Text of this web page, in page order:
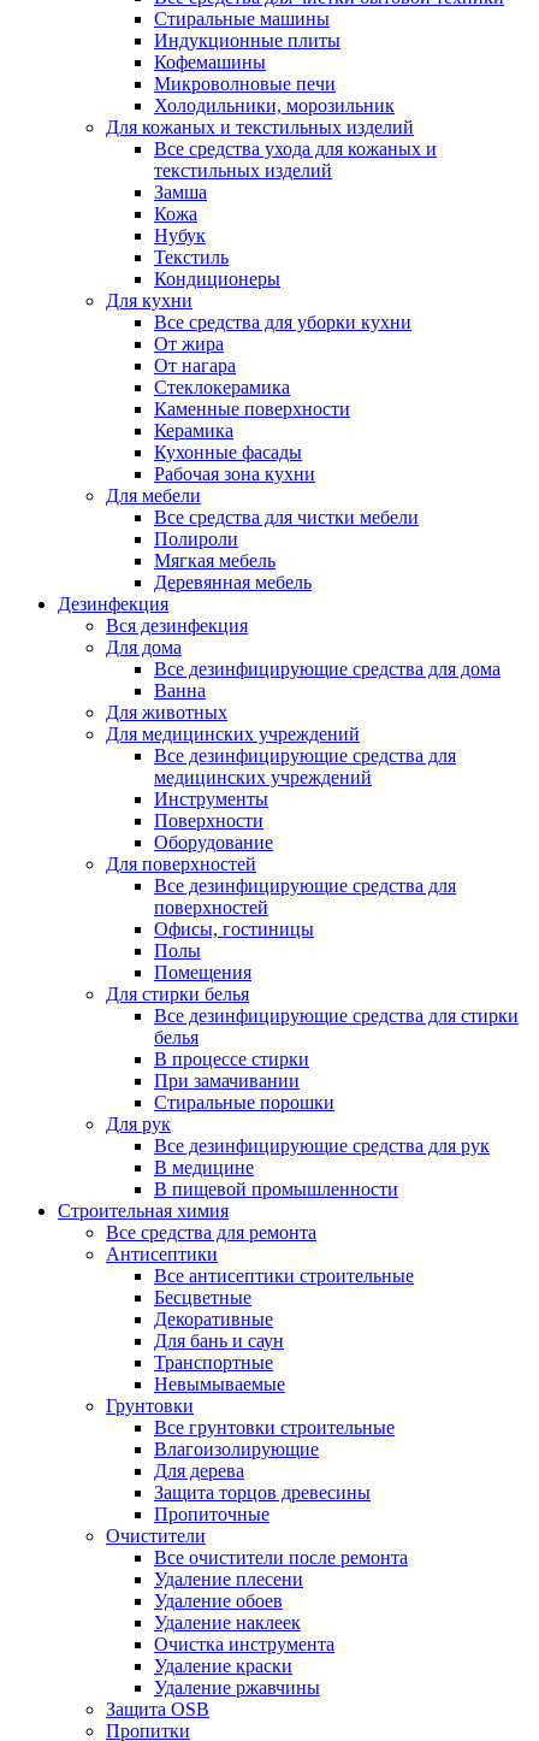
Стиральные машины
Индукционные плиты
Кофемашины
Микроволновые печи
Холодильники, морозильник
Для кожаных и текстильных изделий
Все средства ухода для кожаных и
текстильных изделий
Замша
Кожа
Нубук
Текстиль
Кондиционеры
Для кухни
Все средства для уборки кухни
От жира
От нагара
Стеклокерамика
Каменные поверхности
Керамика
Кухонные фасады
Рабочая зона кухни
Для мебели
Все средства для чистки мебели
Полироли
Мягкая мебель
Деревянная мебель
Дезинфекция
Вся дезинфекция
Для дома
Все дезинфицирующие средства для дома
Ванна
Для животных
Для медицинских учреждений
Все дезинфицирующие средства для
медицинских учреждений
Инструменты
Поверхности
Оборудование
Для поверхностей
Все дезинфицирующие средства для
поверхностей
Офисы, гостиницы
Полы
Помещения
Для стирки белья
Все дезинфицирующие средства для стирки
белья
В процессе стирки
При замачивании
Стиральные порошки
Для рук
Все дезинфицирующие средства для рук
В медицине
В пищевой промышленности
Строительная химия
Все средства для ремонта
Антисептики
Все антисептики строительные
Бесцветные
Декоративные
Для бань и саун
Транспортные
Невымываемые
Грунтовки
Все грунтовки строительные
Влагоизолирующие
Для дерева
Защита торцов древесины
Пропиточные
Очистители
Все очистители после ремонта
Удаление плесени
Удаление обоев
Удаление наклеек
Очистка инструмента
Удаление краски
Удаление ржавчины
Защита OSB
Пропитки